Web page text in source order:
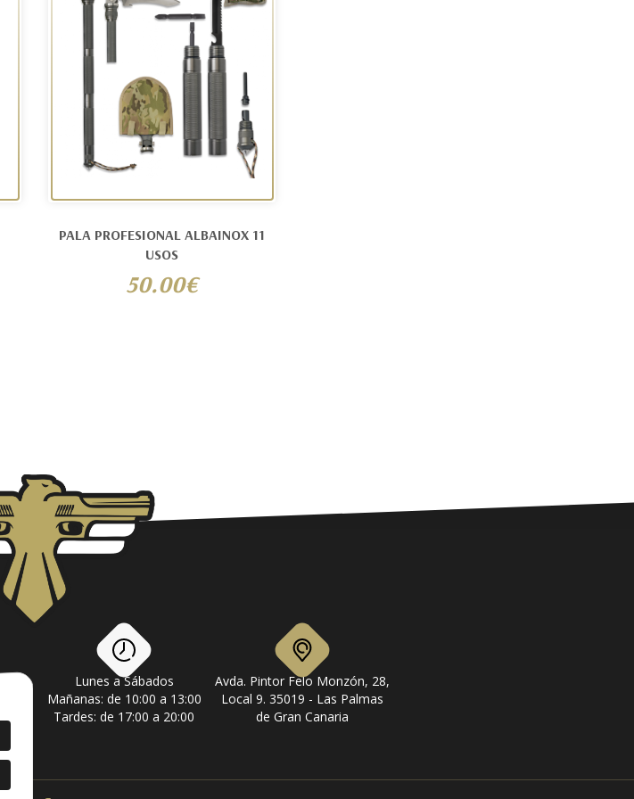
PALA PROFESIONAL ALBAINOX 11
USOS
50.00€
Lunes a Sábados
Mañanas: de 10:00 a 13:00
Tardes: de 17:00 a 20:00
Avda. Pintor Felo Monzón, 28,
Local 9. 35019 - Las Palmas
de Gran Canaria